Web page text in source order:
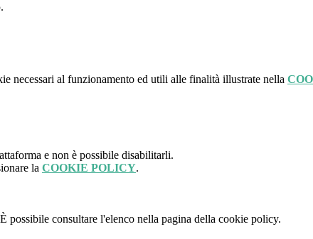
necessari al funzionamento ed utili alle finalità illustrate nella
e non è possibile disabilitarli.
la COOKIE POLICY.
possibile consultare l'elenco nella pagina della cookie policy.